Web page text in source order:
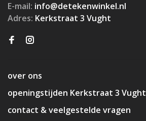
E-mail: info@detekenwinkel.nl
Adres: Kerkstraat 3 Vught
over ons
openingstijden Kerkstraat 3 Vught
contact & veelgestelde vragen